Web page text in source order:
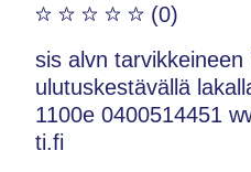
(0)
sis alvn
ulutuskestävällä
1100e 0400514451
ti.fi